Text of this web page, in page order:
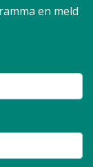
en meld